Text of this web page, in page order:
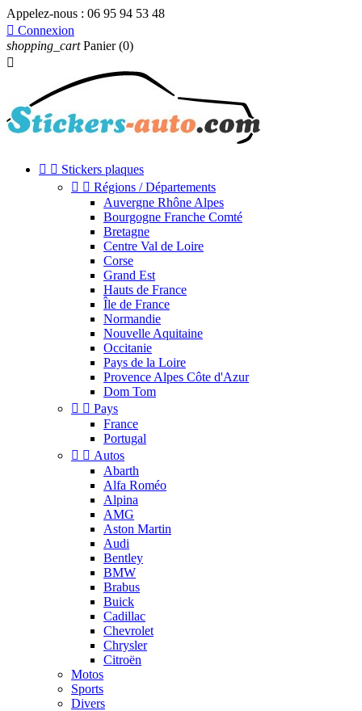
Appelez-nous : 06 95 94 53 48
 Connexion
shopping_cart Panier (0)

  Stickers plaques
  Régions / Départements
Auvergne Rhône Alpes
Bourgogne Franche Comté
Bretagne
Centre Val de Loire
Corse
Grand Est
Hauts de France
Île de France
Normandie
Nouvelle Aquitaine
Occitanie
Pays de la Loire
Provence Alpes Côte d'Azur
Dom Tom
  Pays
France
Portugal
  Autos
Abarth
Alfa Roméo
Alpina
AMG
Aston Martin
Audi
Bentley
BMW
Brabus
Buick
Cadillac
Chevrolet
Chrysler
Citroën
Motos
Sports
Divers